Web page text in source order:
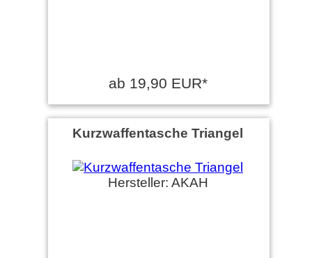
ab 19,90 EUR*
Kurzwaffentasche Triangel
Hersteller: AKAH